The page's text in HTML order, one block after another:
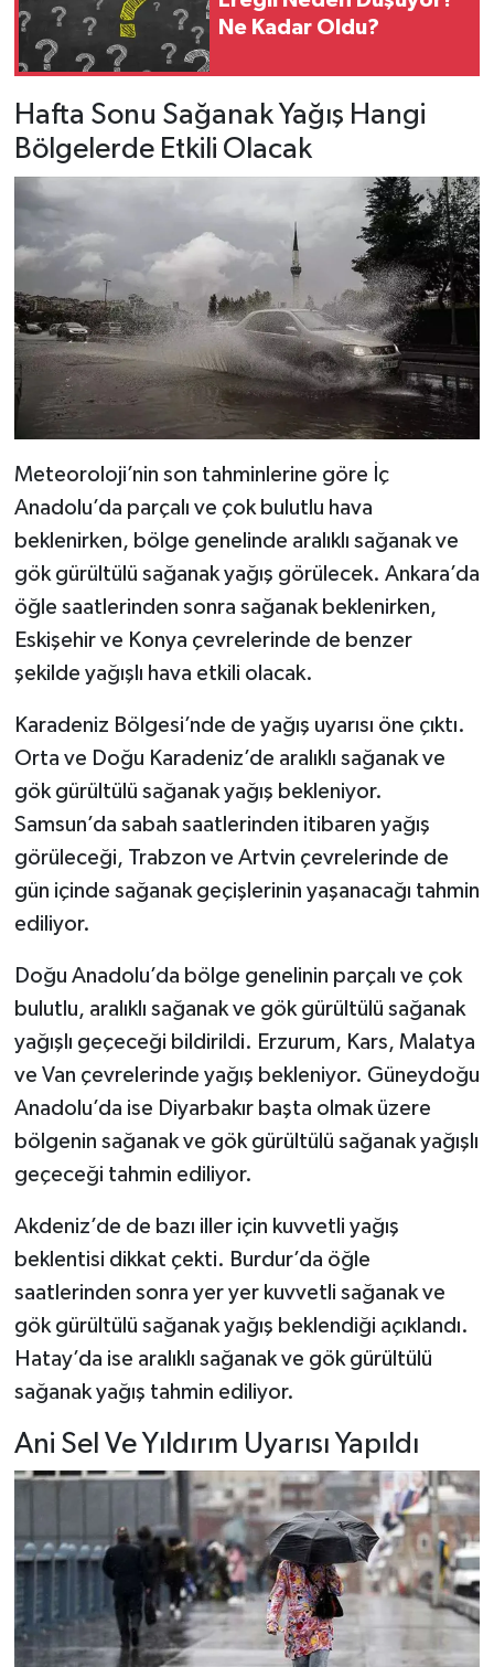
Ne Kadar Oldu?
Hafta Sonu Sağanak Yağış Hangi
Bölgelerde Etkili Olacak
Meteoroloji’nin son tahminlerine göre İç
Anadolu’da parçalı ve çok bulutlu hava
beklenirken, bölge genelinde aralıklı sağanak ve
gök gürültülü sağanak yağış görülecek. Ankara’da
öğle saatlerinden sonra sağanak beklenirken,
Eskişehir ve Konya çevrelerinde de benzer
şekilde yağışlı hava etkili olacak.
Karadeniz Bölgesi’nde de yağış uyarısı öne çıktı.
Orta ve Doğu Karadeniz’de aralıklı sağanak ve
gök gürültülü sağanak yağış bekleniyor.
Samsun’da sabah saatlerinden itibaren yağış
görüleceği, Trabzon ve Artvin çevrelerinde de
gün içinde sağanak geçişlerinin yaşanacağı tahmin
ediliyor.
Doğu Anadolu’da bölge genelinin parçalı ve çok
bulutlu, aralıklı sağanak ve gök gürültülü sağanak
yağışlı geçeceği bildirildi. Erzurum, Kars, Malatya
ve Van çevrelerinde yağış bekleniyor. Güneydoğu
Anadolu’da ise Diyarbakır başta olmak üzere
bölgenin sağanak ve gök gürültülü sağanak yağışlı
geçeceği tahmin ediliyor.
Akdeniz’de de bazı iller için kuvvetli yağış
beklentisi dikkat çekti. Burdur’da öğle
saatlerinden sonra yer yer kuvvetli sağanak ve
gök gürültülü sağanak yağış beklendiği açıklandı.
Hatay’da ise aralıklı sağanak ve gök gürültülü
sağanak yağış tahmin ediliyor.
Ani Sel Ve Yıldırım Uyarısı Yapıldı